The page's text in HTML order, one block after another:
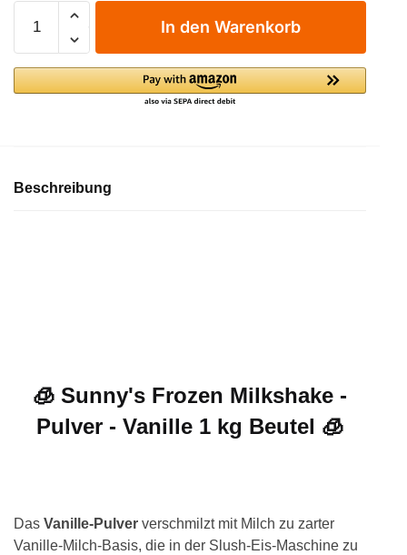
Frozen
Milkshake
-
Pulver
KG
In den Warenkorb
Beschreibung
🧊 Sunny's Frozen Milkshake -
Pulver - Vanille 1 kg Beutel 🧊
Das Vanille-Pulver verschmilzt mit Milch zu zarter
Vanille-Milch-Basis, die in der Slush-Eis-Maschine zu